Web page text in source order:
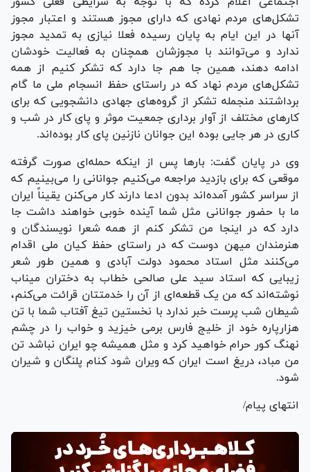
تشکل‌های مردم نهادی که دارای مجوز هستند و اعتبار مجوز
آنها در این ایام به پایان رسیده فعلا نیازی به تمدید مجوز
ندارد و می‌توانند با مجوزشان همچنان به فعالیت خودشان
ادامه دهند، همین جا هم جا دارد که تشکر کنیم از همه
تشکل‌های مردم نهاد که در راستای حفظ انسجام ملی ما گام
برداشتند منجمله تشکر از گروه‌های جهادی دانشجویی که برای
کار‌های مختلف از آوار برداری جمعیت موثر و پای کار در شب و
کاری در هر جایی بوده این جوانان نازنین پای کار بوده‌اند.
وی در پایان گفت: بار‌ها پس از اینکه حمله‌ای صورت گرفته
موقعی که برای بازدید مراجعه می‌کنیم جوانانی را می‌بینیم که
از سراسر کشور آمده‌اند بدون ادعا دارند کار می‌کنن یقیناً ایران
ما با حضور جوانانی مثل شما آینده خوبی خواهند داشت جا
دارد که در اینجا من تشکر کنم از همه شعرا نویسندگان و
هنرمندان میهن دوست که در راستای حفظ کیان ملی اقدام
می‌کنند مثل استاد محمود دولت آبادی و همین طور شعر
زیبایی که استاد سید علی صالحی خطاب به دختران میناب
نوشته‌اند که من یک قطعه‌ای از آن را خدمتتان قرائت می‌کنم،
شیطان شب پرست خبر ندارد با نخستین تیغ آفتاب شما با تن
هزارپاره خود از خلیج فارس برمی خیزید و خواب را در چشم
نهنگ کور حرام خواهید کرد و مثل همیشه چو ایران نباشد تن
من مباد، دریغ است ایران که ویران شود کنام پلنگان و شیران
شود.
انتهای پیام/